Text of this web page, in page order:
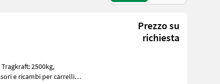
Prezzo su
richiesta
e ricambi per carrelli